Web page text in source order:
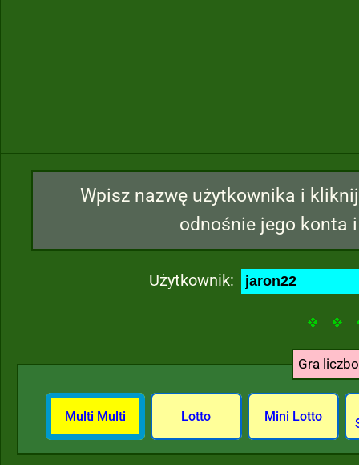
Wpisz nazwę użytkownika i
odnośnie jego konta
Użytkownik:
Gra
Multi Multi Lotto Mini Lotto